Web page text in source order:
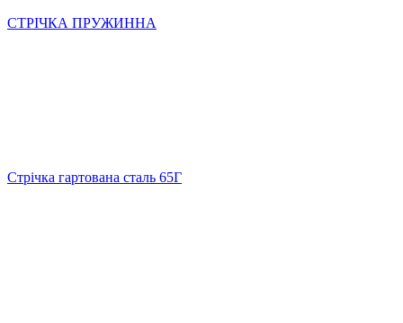
СТРІЧКА ПРУЖИННА
Стрічка гартована сталь 65Г